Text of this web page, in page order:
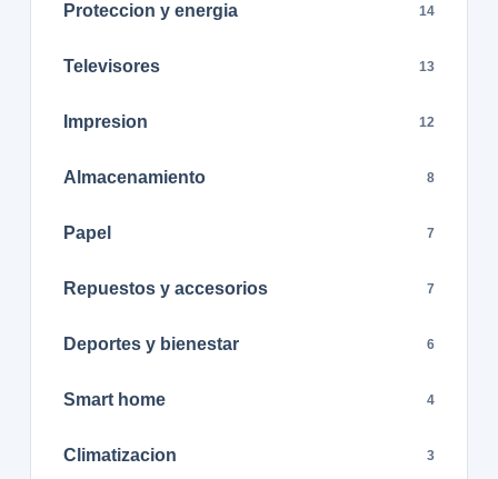
Proteccion y energia 14
Televisores 13
Impresion 12
Almacenamiento 8
Papel 7
Repuestos y accesorios 7
Deportes y bienestar 6
Smart home 4
Climatizacion 3